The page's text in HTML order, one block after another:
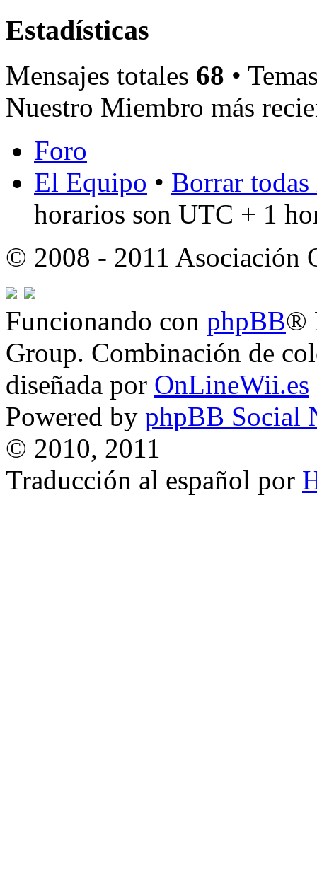
Estadísticas
Mensajes totales 68 •
Nuestro Miembro más
Foro
El Equipo • Borrar
horarios son UTC + 1
© 2008 - 2011 Asociación
Funcionando con phpBB®
Group. Combinación de
diseñada por OnLineWii.es
Powered by phpBB Social
© 2010, 2011
Traducción al español por